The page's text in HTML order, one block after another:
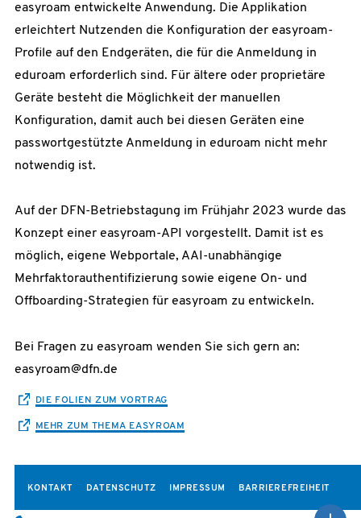
easyroam entwickelte Anwendung. Die Applikation
erleichtert Nutzenden die Konfiguration der easyroam-
Profile auf den Endgeräten, die für die Anmeldung in
eduroam erforderlich sind. Für ältere oder proprietäre
Geräte besteht die Möglichkeit der manuellen
Konfiguration, damit auch bei diesen Geräten eine
passwortgestützte Anmeldung in eduroam nicht mehr
notwendig ist.
Auf der DFN-Betriebstagung im Frühjahr 2023 wurde das
Konzept einer easyroam-API vorgestellt. Damit ist es
möglich, eigene Webportale, AAI-unabhängige
Mehrfaktorauthentifizierung sowie eigene On- und
Offboarding-Strategien für easyroam zu entwickeln.
Bei Fragen zu easyroam wenden Sie sich gern an:
easyroam@dfn.de
DIE FOLIEN ZUM VORTRAG
MEHR ZUM THEMA EASYROAM
KONTAKT DATENSCHUTZ IMPRESSUM BARRIEREFREIHEIT